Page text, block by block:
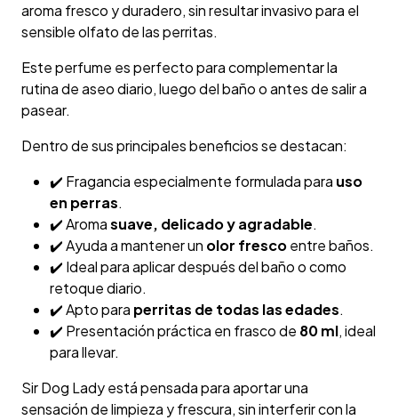
aroma fresco y duradero, sin resultar invasivo para el
sensible olfato de las perritas.
Este perfume es perfecto para complementar la
rutina de aseo diario, luego del baño o antes de salir a
pasear.
Dentro de sus principales beneficios se destacan:
✔️ Fragancia especialmente formulada para uso
en perras.
✔️ Aromasuave, delicado y agradable.
✔️ Ayuda a mantener un olor frescoentre baños.
✔️ Ideal para aplicar después del baño o como
retoque diario.
✔️ Apto para perritas de todas las edades.
✔️ Presentación práctica en frasco de 80 ml, ideal
para llevar.
Sir Dog Lady está pensada para aportar una
sensación de limpieza y frescura, sin interferir con la